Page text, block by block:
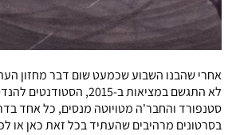
אחרי שהבנו השבוע שכמעט שום דבר מחזון
לא התגשם במציאות ב-2015,
סטנפורד והחבר'ה מטויוטה מנסים, כל אחד
בסרטונים מרהיבים שהעתיד בכל זאת כאן או